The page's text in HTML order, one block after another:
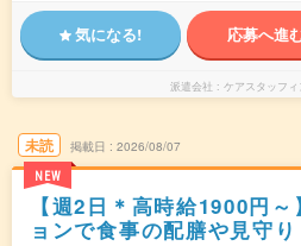
気になる! 応募へ進
派遣会社 ケアスタッフィ
未読
NEW
掲載日 2026/08/07
【週2日＊高時給1900円
ョンで食事の配膳や見守